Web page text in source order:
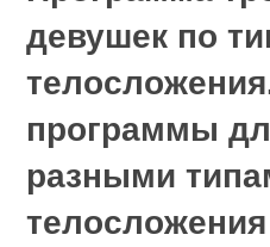
девушек по
программы
разными
телосложения